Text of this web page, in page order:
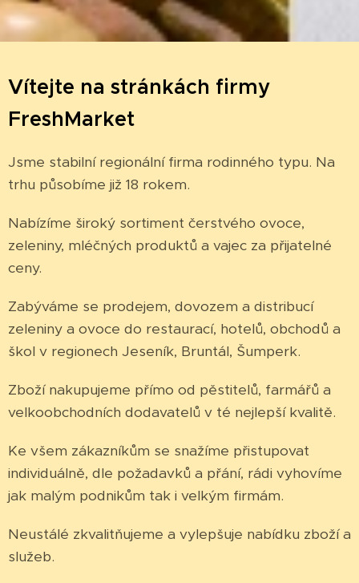
Vítejte na stránkách firmy
FreshMarket
Jsme stabilní regionální firma rodinného typu. Na
trhu působíme již 18 rokem.
Nabízíme široký sortiment čerstvého ovoce,
zeleniny, mléčných produktů a vajec za přijatelné
ceny.
Zabýváme se prodejem, dovozem a distribucí
zeleniny a ovoce do restaurací, hotelů, obchodů a
škol v regionech Jeseník, Bruntál, Šumperk.
Zboží nakupujeme přímo od pěstitelů, farmářů a
velkoobchodních dodavatelů v té nejlepší kvalitě.
Ke všem zákazníkům se snažíme přistupovat
individuálně, dle požadavků a přání, rádi vyhovíme
jak malým podnikům tak i velkým firmám.
Neustálé zkvalitňujeme a vylepšuje nabídku zboží a
služeb.